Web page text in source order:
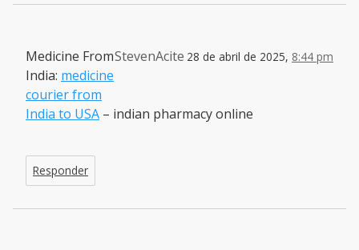
StevenAcite 28 de abril de 2025, 8:44 pm
Medicine From
India: medicine
courier from
India to USA – indian pharmacy online
Responder